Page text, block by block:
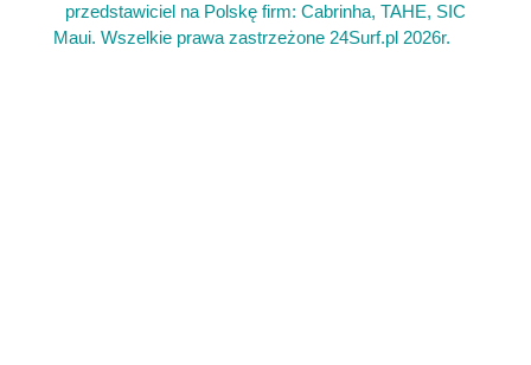
przedstawiciel na Polskę firm: Cabrinha, TAHE, SIC
Maui. Wszelkie prawa zastrzeżone 24Surf.pl 2026r.